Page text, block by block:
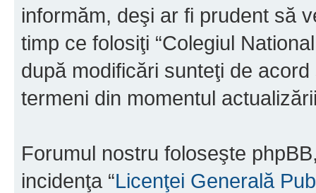
informăm, deşi ar fi prudent să
timp ce folosiţi “Colegiul
după modificări sunteţi de
termeni din momentul
Forumul nostru foloseşte
incidenţa “Licenţei Generală